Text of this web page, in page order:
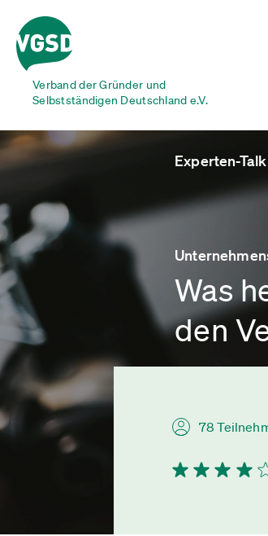
Verband der Gründer und
Selbstständigen Deutschland e.V.
Experten-Talk
Was
den
78